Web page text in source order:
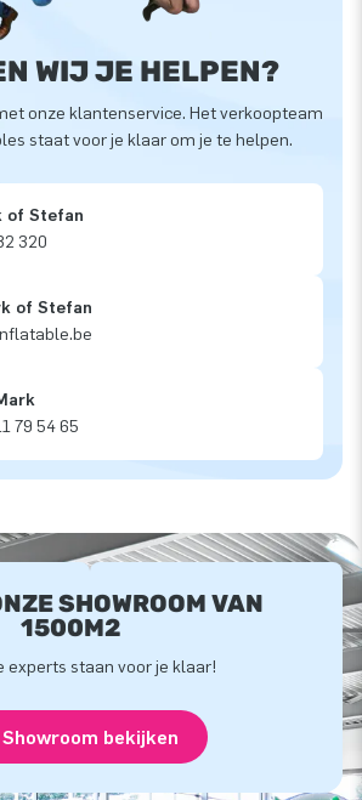
WIJ JE HELPEN?
onze klantenservice. Het verkoopteam
staat voor je klaar om je te helpen.
of Stefan
320
of Stefan
79 54 65
SHOWROOM VAN
1500M2
experts staan voor je klaar!
Showroom bekijken